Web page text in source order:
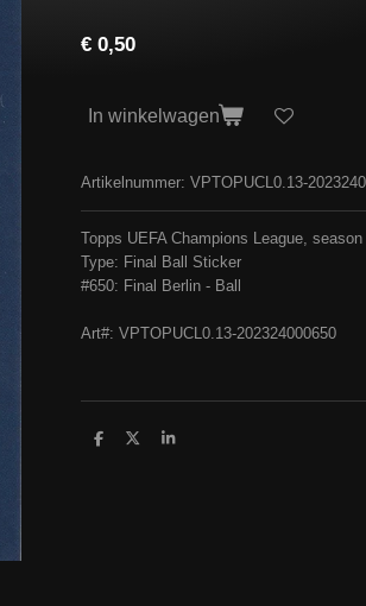
€ 0,50
In winkelwagen
Artikelnummer: VPTOPUCL0.13-
Topps UEFA Champions League,
Type: Final Ball Sticker
#650: Final Berlin - Ball
Art#: VPTOPUCL0.13-202324000650
D
D
S